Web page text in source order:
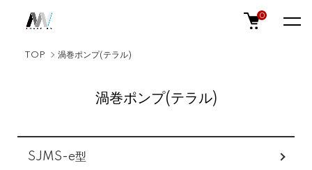
0
TOP 渦巻ポンプ(テラル)
渦巻ポンプ(テラル)
カテゴリー一覧
SJMS-e型